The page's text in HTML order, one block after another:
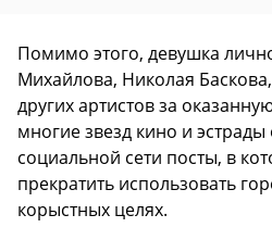
Помимо этого, девушка
Михайлова, Николая
других артистов за
многие звезд кино и
социальной сети посты, в
прекратить использовать
корыстных целях.